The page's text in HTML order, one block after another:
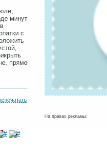
минут
с
прямо
На правах рекламы: